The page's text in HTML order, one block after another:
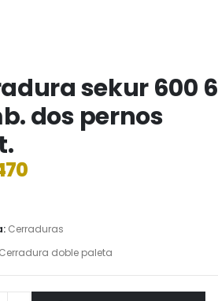
sekur 600 6
dos pernos
Cerraduras
Cerradura doble paleta